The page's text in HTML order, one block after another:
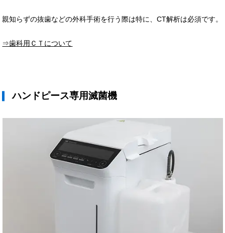
親知らずの抜歯などの外科手術を行う際は特に、CT解析は必須です。
⇒歯科用ＣＴについて
ハンドピース専用滅菌機